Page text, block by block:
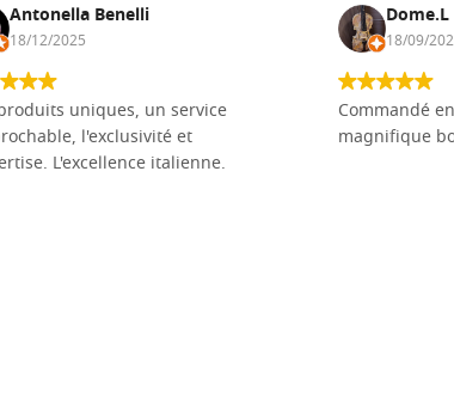
Antonella Benelli
18/12/2025
uniques, un service
l'exclusivité et
L'excellence italienne.
Dome.L
18/09/
Commandé
magnifique